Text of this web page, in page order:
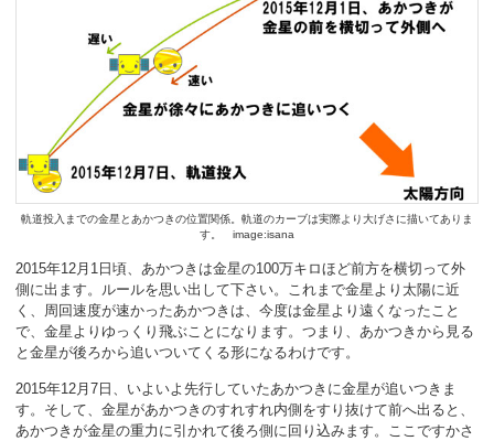
軌道投入までの金星とあかつきの位置関係。軌道のカーブは実際より大げさに描いてありま
す。 image:isana
2015年12月1日頃、あかつきは金星の100万キロほど前方を横切って外
側に出ます。ルールを思い出して下さい。これまで金星より太陽に近
く、周回速度が速かったあかつきは、今度は金星より遠くなったこと
で、金星よりゆっくり飛ぶことになります。つまり、あかつきから見る
と金星が後ろから追いついてくる形になるわけです。
2015年12月7日、いよいよ先行していたあかつきに金星が追いつきま
す。そして、金星があかつきのすれすれ内側をすり抜けて前へ出ると、
あかつきが金星の重力に引かれて後ろ側に回り込みます。ここですかさ